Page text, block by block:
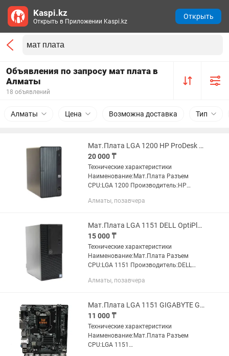
Объявления по запросу мат плата в
Алматы
18 объявлений
Алматы Цена Возможна доставка Тип
Мат.Плата LGA 1200 HP ProDesk 400 G7 2x DDR4 В комплекте HP кейс
20 000 ₸
Технические характеристики
Наименование:Мат.Плата Разъем
CPU:LGA 1200 Производитель:HP
Q470 Поддерживаемые
i3 10xxx,...
Алматы, позавчера
Мат.Плата LGA 1151 DELL OptiPlex 3070 2x DDR4 В комплекте DELL кейс
15 000 ₸
Технические характеристики
Наименование:Мат.Плата Разъем
CPU:LGA 1151 Производитель:DELL
Поддерживаемые процессоры:Intel
Алматы, позавчера
Мат.Плата LGA 1151 GIGABYTE GA-H110M-S2V 2x DDR4
11 000 ₸
Технические характеристики
Наименование:Мат.Плата Разъем
CPU:LGA 1151
Kaspi.kz
Открыть в Приложении Kaspi.kz
Открыть